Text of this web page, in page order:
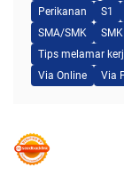
Perikanan
S1
SMA/SMK
SMK
Tips melamar
Via Online
Via